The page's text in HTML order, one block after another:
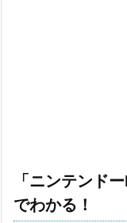
「ニンテンド
でわかる！